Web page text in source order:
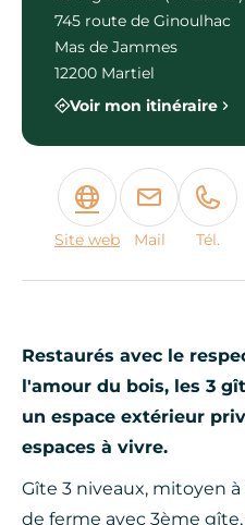
Restaurés avec le
l'amour du bois, les 3
un espace extérieur
espaces à vivre.
Gîte 3 niveaux, mitoyen
de ferme avec 3ème
745 route de Ginoulhac
Mas de Jammes
12200 Martiel
Voir mon itinéraire
Site web Mail Tél.